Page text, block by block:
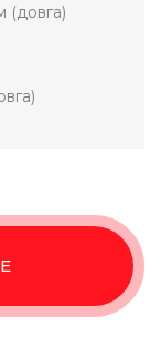
(довга)